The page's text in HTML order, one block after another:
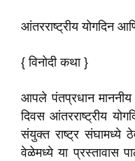
आंतरराष्ट्रीय योगदिन
{ विनोदी कथा }
आपले पंतप्रधान माननीय
दिवस आंतरराष्ट्रीय
संयुक्त राष्ट्र संघामध्ये
वेळेमध्ये या प्रस्तावास